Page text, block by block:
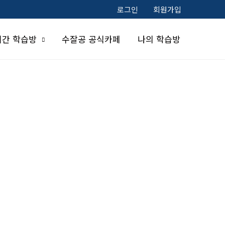
로그인 회원가입
간 학습방 수잘공 공식카페 나의 학습방